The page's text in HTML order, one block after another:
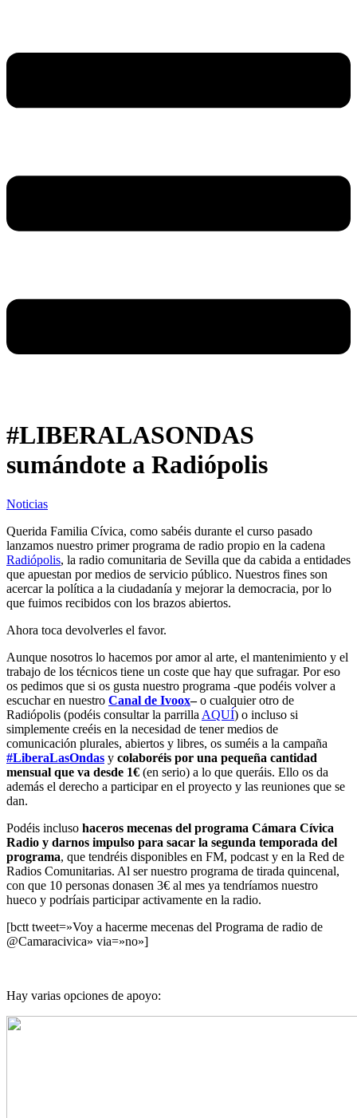
#LIBERALASONDAS
sumándote a Radiópolis
Noticias
Querida Familia Cívica, como sabéis durante el curso pasado
lanzamos nuestro primer programa de radio propio en la cadena
Radiópolis, la radio comunitaria de Sevilla que da cabida a entidades
que apuestan por medios de servicio público. Nuestros fines son
acercar la política a la ciudadanía y mejorar la democracia, por lo
que fuimos recibidos con los brazos abiertos.
Ahora toca devolverles el favor.
Aunque nosotros lo hacemos por amor al arte, el mantenimiento y el
trabajo de los técnicos tiene un coste que hay que sufragar. Por eso
os pedimos que si os gusta nuestro programa -que podéis volver a
escuchar en nuestro Canal de Ivoox–o cualquier otro de
Radiópolis (podéis consultar la parrilla AQUÍ) o incluso si
simplemente creéis en la necesidad de tener medios de
comunicación plurales, abiertos y libres, os suméis a la campaña
#LiberaLasOndas y colaboréis por una pequeña cantidad
mensual que va desde 1€ (en serio) a lo que queráis. Ello os da
además el derecho a participar en el proyecto y las reuniones que se
dan.
Podéis incluso haceros mecenas del programa Cámara Cívica
Radio y darnos impulso para sacar la segunda temporada del
programa, que tendréis disponibles en FM, podcast y en la Red de
Radios Comunitarias. Al ser nuestro programa de tirada quincenal,
con que 10 personas donasen 3€ al mes ya tendríamos nuestro
hueco y podríais participar activamente en la radio.
[bctt tweet=»Voy a hacerme mecenas del Programa de radio de
@Camaracivica» via=»no»]
Hay varias opciones de apoyo: